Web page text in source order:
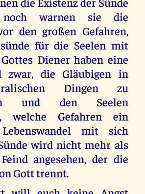
warnen sie die
den großen Gefahren,
für die Seelen mit
Diener haben eine
zwar, die Gläubigen in
Dingen zu
und den Seelen
welche Gefahren ein
mit sich
wird nicht mehr als
angesehen, der die
Gott trennt.